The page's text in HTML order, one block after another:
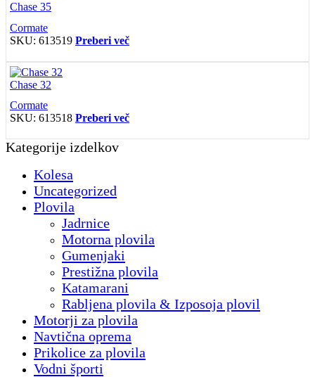
Chase 35
Cormate
SKU: 613519 Preberi več
Chase 32
Cormate
SKU: 613518 Preberi več
Kategorije izdelkov
Kolesa
Uncategorized
Plovila
Jadrnice
Motorna plovila
Gumenjaki
Prestižna plovila
Katamarani
Rabljena plovila & Izposoja plovil
Motorji za plovila
Navtična oprema
Prikolice za plovila
Vodni športi